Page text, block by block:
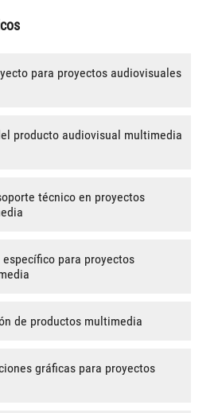
para proyectos audiovisuales
producto audiovisual multimedia
técnico en proyectos
para proyectos
de productos multimedia
gráficas para proyectos